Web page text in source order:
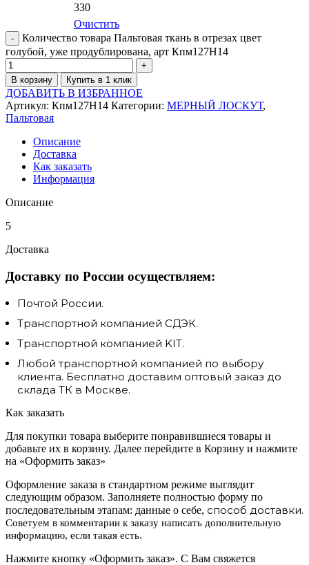
330
Очистить
Количество товара Пальтовая ткань в отрезах цвет
голубой, уже продублирована, арт Кпм127Н14
В корзину Купить в 1 клик
ДОБАВИТЬ В ИЗБРАННОЕ
Артикул: Кпм127Н14 Категории: МЕРНЫЙ ЛОСКУТ,
Пальтовая
Описание
Доставка
Как заказать
Информация
Описание
5
Доставка
Доставку по России осуществляем:
Почтой России.
Транспортной компанией СДЭК.
Транспортной компанией KIT.
Любой транспортной компанией по выбору
клиента. Бесплатно доставим оптовый заказ до
склада ТК в Москве.
Как заказать
Для покупки товара выберите понравившиеся товары и
добавьте их в корзину. Далее перейдите в Корзину и нажмите
на «Оформить заказ»
Оформление заказа в стандартном режиме выглядит
следующим образом. Заполняете полностью форму по
последовательным этапам: данные о себе, способ доставки.
Советуем в комментарии к заказу написать дополнительную
информацию, если такая есть.
Нажмите кнопку «Оформить заказ». С Вам свяжется